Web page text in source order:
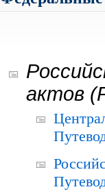
актов